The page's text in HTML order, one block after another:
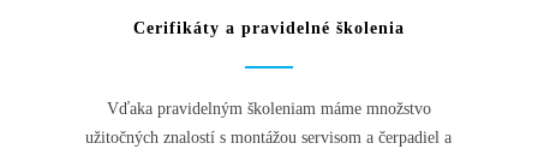
Cerifikáty a pravidelné školenia
Vďaka pravidelným školeniam máme množstvo
užitočných znalostí s montážou servisom a čerpadiel a